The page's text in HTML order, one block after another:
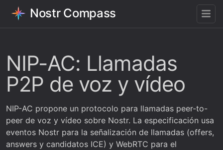
Nostr Compass
NIP-AC: Llamadas
P2P de voz y vídeo
NIP-AC propone un protocolo para llamadas peer-to-
peer de voz y vídeo sobre Nostr. La especificación usa
eventos Nostr para la señalización de llamadas (offers,
answers y candidatos ICE) y WebRTC para el